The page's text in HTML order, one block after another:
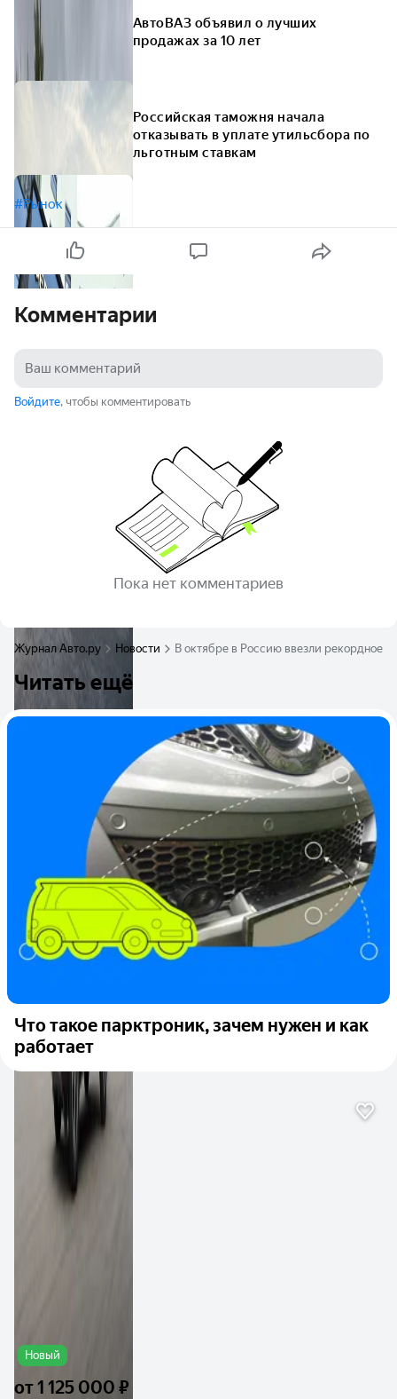
АвтоВАЗ объявил о лучших
продажах за 10 лет
Российская таможня начала
отказывать в уплате утильсбора по
льготным ставкам
#Рынок
Комментарии
Войдите, чтобы комментировать
Пока нет комментариев
Журнал Авто.ру Новости В октябре в Россию ввезли рекордное
Читать ещё
Что такое парктроник, зачем нужен и как
работает
Новый
от1 125 000 ₽